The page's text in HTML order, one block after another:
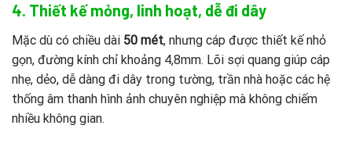
4. Thiết kế mỏng, linh hoạt, dễ đi dây
Mặc dù có chiều dài 50 mét, nhưng cáp được thiết kế nhỏ
gọn, đường kính chỉ khoảng 4,8mm. Lõi sợi quang giúp cáp
nhẹ, dẻo, dễ dàng đi dây trong tường, trần nhà hoặc các hệ
thống âm thanh hình ảnh chuyên nghiệp mà không chiếm
nhiều không gian.